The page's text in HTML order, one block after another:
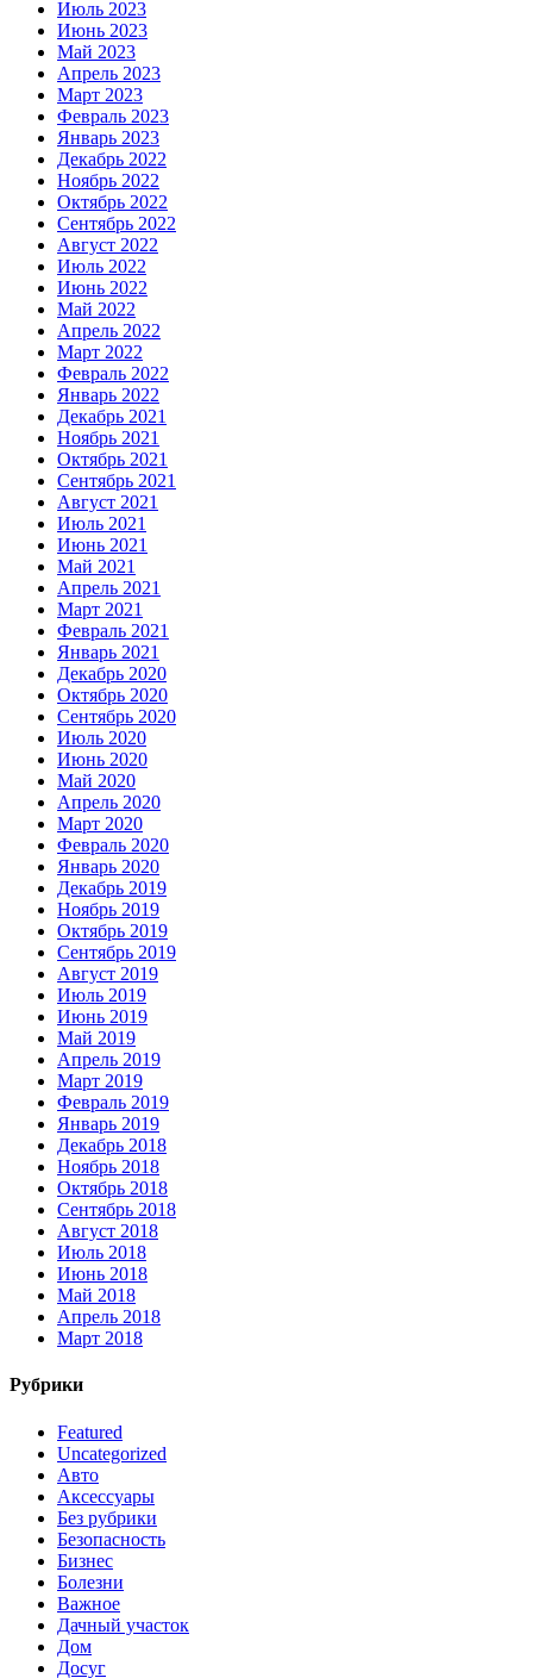
Июль 2023
Июнь 2023
Май 2023
Апрель 2023
Март 2023
Февраль 2023
Январь 2023
Декабрь 2022
Ноябрь 2022
Октябрь 2022
Сентябрь 2022
Август 2022
Июль 2022
Июнь 2022
Май 2022
Апрель 2022
Март 2022
Февраль 2022
Январь 2022
Декабрь 2021
Ноябрь 2021
Октябрь 2021
Сентябрь 2021
Август 2021
Июль 2021
Июнь 2021
Май 2021
Апрель 2021
Март 2021
Февраль 2021
Январь 2021
Декабрь 2020
Октябрь 2020
Сентябрь 2020
Июль 2020
Июнь 2020
Май 2020
Апрель 2020
Март 2020
Февраль 2020
Январь 2020
Декабрь 2019
Ноябрь 2019
Октябрь 2019
Сентябрь 2019
Август 2019
Июль 2019
Июнь 2019
Май 2019
Апрель 2019
Март 2019
Февраль 2019
Январь 2019
Декабрь 2018
Ноябрь 2018
Октябрь 2018
Сентябрь 2018
Август 2018
Июль 2018
Июнь 2018
Май 2018
Апрель 2018
Март 2018
Рубрики
Featured
Uncategorized
Авто
Аксессуары
Без рубрики
Безопасность
Бизнес
Болезни
Важное
Дачный участок
Дом
Досуг